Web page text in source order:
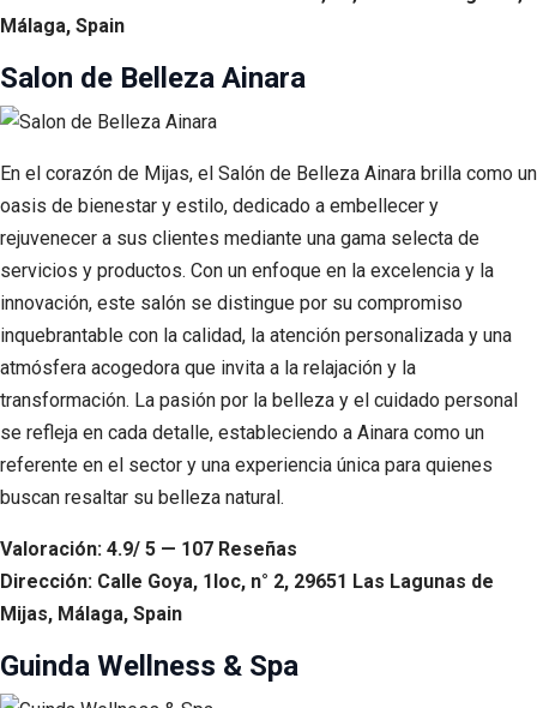
Málaga, Spain
Salon de Belleza Ainara
En el corazón de Mijas, el Salón de Belleza Ainara brilla como un
oasis de bienestar y estilo, dedicado a embellecer y
rejuvenecer a sus clientes mediante una gama selecta de
servicios y productos. Con un enfoque en la excelencia y la
innovación, este salón se distingue por su compromiso
inquebrantable con la calidad, la atención personalizada y una
atmósfera acogedora que invita a la relajación y la
transformación. La pasión por la belleza y el cuidado personal
se refleja en cada detalle, estableciendo a Ainara como un
referente en el sector y una experiencia única para quienes
buscan resaltar su belleza natural.
Valoración: 4.9/ 5 — 107 Reseñas
Dirección: Calle Goya, 1loc, n° 2, 29651 Las Lagunas de
Mijas, Málaga, Spain
Guinda Wellness & Spa